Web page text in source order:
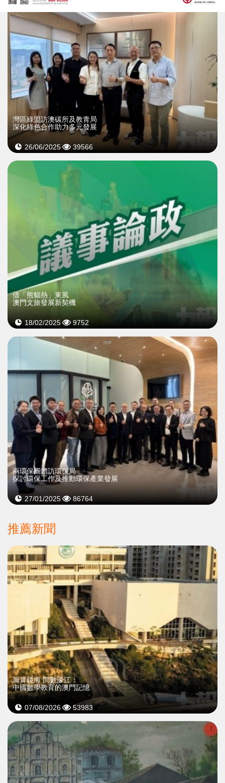
​灣區綠盟訪澳碳所及教青局
深化綠色合作助力多元發展
26/06/2025 39566
借「熊貓熱」東風
澳門文旅發展新契機
18/02/2025 9752
​兩環保團體訪環保局
探討環保工作及推動環保產業發展
27/01/2025 86764
推薦新聞
籌算鏡海 問數濠江：
中國數學教育的澳門記憶
07/08/2026 53983